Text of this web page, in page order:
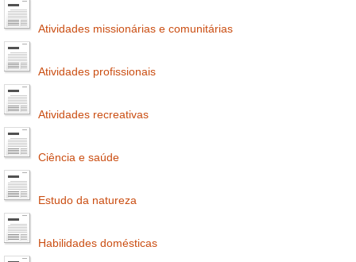
Atividades missionárias e comunitárias
Atividades profissionais
Atividades recreativas
Ciência e saúde
Estudo da natureza
Habilidades domésticas